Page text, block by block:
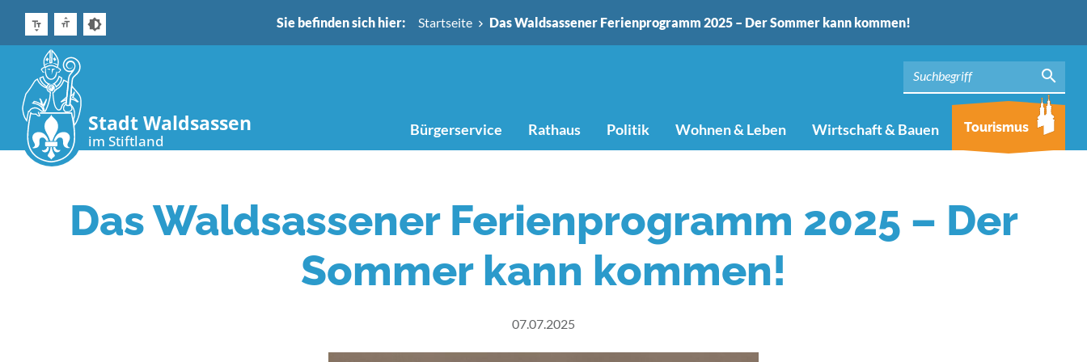
Sie befinden sich hier: Startseite Das Waldsassener Ferienprogramm 2025 – Der Sommer kann kommen!
Stadt Waldsassen
im Stiftland
Bürgerservice Rathaus Politik Wohnen & Leben Wirtschaft & Bauen Tourismus
Das Waldsassener Ferienprogramm 2025 – Der
Sommer kann kommen!
07.07.2025